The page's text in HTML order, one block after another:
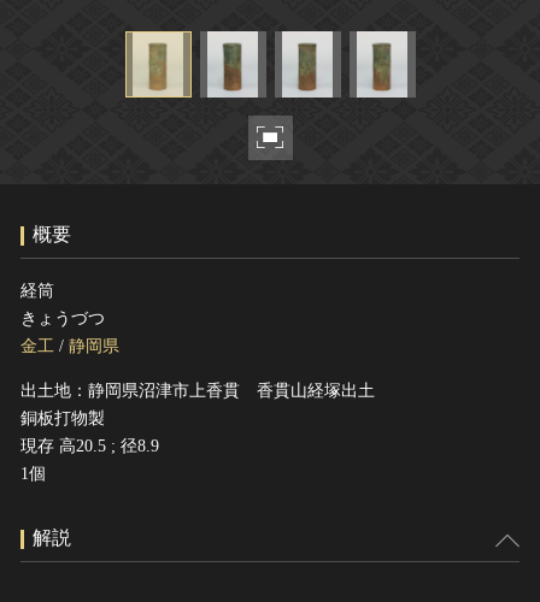
このサイトについて
関連サイトリンク
サイトマップ
サイトのご意見はこちら
文化遺産データベース
国指定文化財等データベース
概要
経筒
きょうづつ
金工 / 静岡県
出土地：静岡県沼津市上香貫 香貫山経塚出土
銅板打物製
現存 高20.5 ; 径8.9
1個
解説